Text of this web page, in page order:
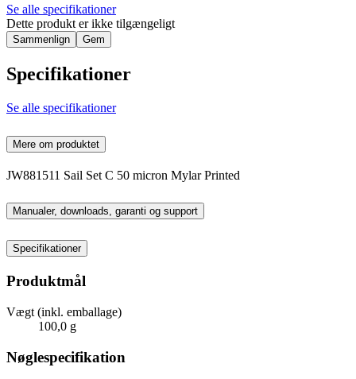
Se alle specifikationer
Dette produkt er ikke tilgængeligt
Sammenlign Gem
Specifikationer
Se alle specifikationer
Mere om produktet
JW881511 Sail Set C 50 micron Mylar Printed
Manualer, downloads, garanti og support
Specifikationer
Produktmål
Vægt (inkl. emballage)
100,0 g
Nøglespecifikation